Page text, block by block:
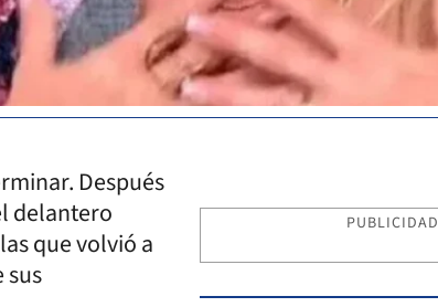
Después
delantero
que volvió a
sus
PUBLICIDAD